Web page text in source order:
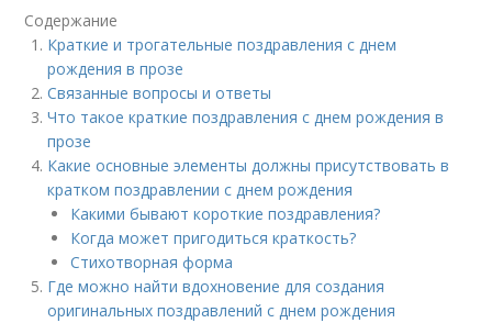
Содержание
Краткие и трогательные поздравления с днем
рождения в прозе
Связанные вопросы и ответы
Что такое краткие поздравления с днем рождения в
прозе
Какие основные элементы должны присутствовать в
кратком поздравлении с днем рождения
Какими бывают короткие поздравления?
Когда может пригодиться краткость?
Стихотворная форма
Где можно найти вдохновение для создания
оригинальных поздравлений с днем рождения